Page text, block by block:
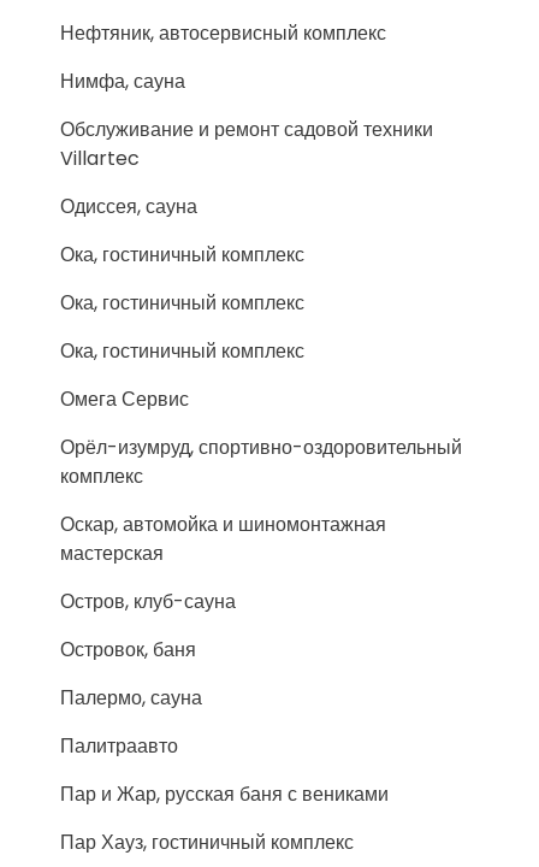
Нефтяник, автосервисный комплекс
Нимфа, сауна
Обслуживание и ремонт садовой техники
Villartec
Одиссея, сауна
Ока, гостиничный комплекс
Ока, гостиничный комплекс
Ока, гостиничный комплекс
Омега Сервис
Орёл-изумруд, спортивно-оздоровительный
комплекс
Оскар, автомойка и шиномонтажная
мастерская
Остров, клуб-сауна
Островок, баня
Палермо, сауна
Палитраавто
Пар и Жар, русская баня с вениками
Пар Хауз, гостиничный комплекс